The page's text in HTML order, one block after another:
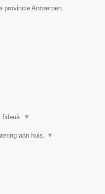
provincie Antwerpen.
fideuà. ▼
aan huis, ▼